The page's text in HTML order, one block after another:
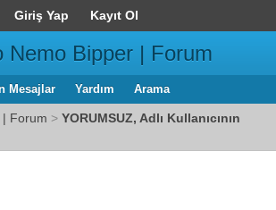
Giriş Yap Kayıt Ol
Nemo Bipper | Forum
Mesajlar Yardım Arama
Forum > YORUMSUZ, Adlı Kullanıcının